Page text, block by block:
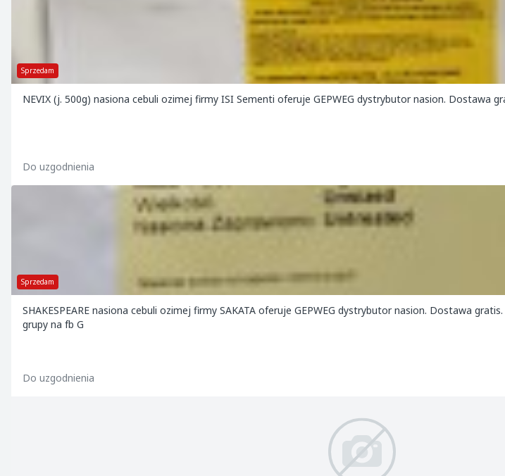
Sprzedam
NEVIX (j. 500g) nasiona cebuli ozimej firmy ISI Sementi oferuje GEPWEG dystrybutor nasion. Dostawa
Do uzgodnienia
Sprzedam
SHAKESPEARE nasiona cebuli ozimej firmy SAKATA oferuje GEPWEG dystrybutor nasion. Dostawa
grupy na fb G
Do uzgodnienia